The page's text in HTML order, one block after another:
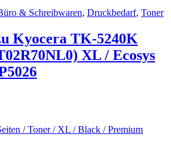
& Schreibwaren, Druckbedarf, Toner
Kyocera TK-5240K
XL / Ecosys
/ Toner / XL / Black / Premium